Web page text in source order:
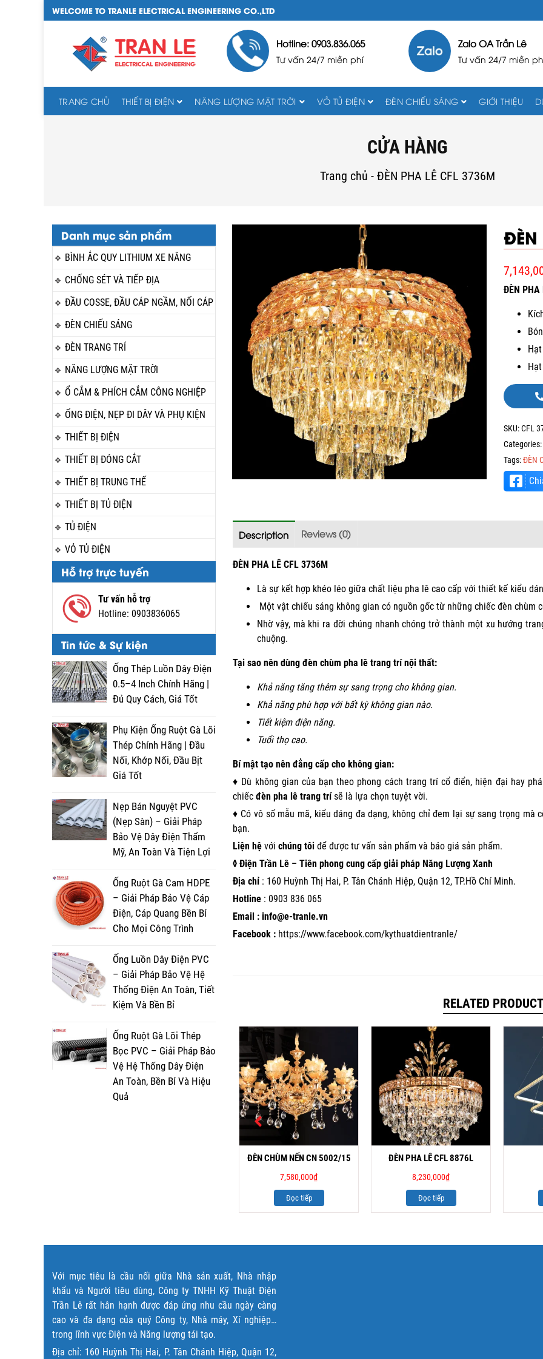
WELCOME TO TRANLE ELECTRICAL ENGINEERING CO.,LTD
Hotline: 0903.836.065
Tư vấn 24/7 miễn phí
Zalo OA Trần Lê
Tư vấn 24/7 miễn
TRANG CHỦ THIẾT BỊ ĐIỆN NĂNG LƯỢNG MẶT TRỜI VỎ TỦ ĐIỆN ĐÈN CHIẾU SÁNG GIỚI THIỆU
CỬA HÀNG
Trang chủ - ĐÈN PHA LÊ CFL 3736M
Danh mục sản phẩm
BÌNH ẮC QUY LITHIUM XE NÂNG
CHỐNG SÉT VÀ TIẾP ĐỊA
ĐẦU COSSE, ĐẦU CÁP NGẦM, NỐI CÁP
ĐÈN CHIẾU SÁNG
ĐÈN TRANG TRÍ
NĂNG LƯỢNG MẶT TRỜI
Ổ CẮM & PHÍCH CẮM CÔNG NGHIỆP
ỐNG ĐIỆN, NẸP ĐI DÂY VÀ PHỤ KIỆN
THIẾT BỊ ĐIỆN
THIẾT BỊ ĐÓNG CẮT
THIẾT BỊ TRUNG THẾ
THIẾT BỊ TỦ ĐIỆN
TỦ ĐIỆN
VỎ TỦ ĐIỆN
Hỗ trợ trực tuyến
Tư vấn hỗ trợ
Hotline: 0903836065
Tin tức & Sự kiện
Ống Thép Luồn Dây Điện
0.5–4 Inch Chính Hãng |
Đủ Quy Cách, Giá Tốt
Phụ Kiện Ống Ruột Gà Lõi
Thép Chính Hãng | Đầu
Nối, Khớp Nối, Đầu Bịt
Giá Tốt
Nẹp Bán Nguyệt PVC
(Nẹp Sàn) – Giải Pháp
Bảo Vệ Dây Điện Thẩm
Mỹ, An Toàn Và Tiện Lợi
Ống Ruột Gà Cam HDPE
– Giải Pháp Bảo Vệ Cáp
Điện, Cáp Quang Bền Bỉ
Cho Mọi Công Trình
Ống Luồn Dây Điện PVC
– Giải Pháp Bảo Vệ Hệ
Thống Điện An Toàn, Tiết
Kiệm Và Bền Bỉ
Ống Ruột Gà Lõi Thép
Bọc PVC – Giải Pháp Bảo
Vệ Hệ Thống Dây Điện
An Toàn, Bền Bỉ Và Hiệu
Quả
ĐÈN
ĐÈN PHA
SKU:CFL
Categories:
Tags:ĐÈN
Description Reviews (0)
ĐÈN PHA LÊ CFL 3736M
Là sự kết hợp khéo léo giữa chất liệu pha lê cao cấp với thiết kế kiểu
Một vật chiếu sáng không gian có nguồn gốc từ những chiếc đèn chùm
Nhờ vậy, mà khi ra đời chúng nhanh chóng trở thành một xu hướng
chuộng.
Tại sao nên dùng đèn chùm pha lê trang trí nội thất:
Khả năng tăng thêm sự sang trọng cho không gian.
Khả năng phù hợp với bất kỳ không gian nào.
Tiết kiệm điện năng.
Tuổi thọ cao.
Bí mật tạo nên đẳng cấp cho không gian:
♦ Dù không gian của bạn theo phong cách trang trí cổ điển, hiện đại hay
chiếc đèn pha lê trang trísẽ là lựa chọn tuyệt vời.
♦ Có vô số mẫu mã, kiểu dáng đa dạng, không chỉ đem lại sự sang trọng mà
bạn.
Liện hệ với chúng tôi để được tư vấn sản phẩm và báo giá sản phẩm.
◊ Điện Trần Lê – Tiên phong cung cấp giải pháp Năng Lượng Xanh
Địa chỉ : 160 Huỳnh Thị Hai, P. Tân Chánh Hiệp, Quận 12, TP.Hồ Chí Minh.
Hotline : 0903 836 065
Email : info@e-tranle.vn
Facebook : https://www.facebook.com/kythuatdientranle/
RELATED
ĐÈN CHÙM NẾN CN 5002/15
7,580,000₫
Đọc tiếp
ĐÈN PHA LÊ CFL 8876L
8,230,000₫
Đọc tiếp
Với mục tiêu là cầu nối giữa Nhà sản xuất, Nhà nhập
khẩu và Người tiêu dùng, Công ty TNHH Kỹ Thuật Điện
Trần Lê rất hân hạnh được đáp ứng nhu cầu ngày càng
cao và đa dạng của quý Công ty, Nhà máy, Xí nghiệp…
trong lĩnh vực Điện và Năng lượng tái tạo.
Địa chỉ: 160 Huỳnh Thị Hai, P. Tân Chánh Hiệp, Quận 12,